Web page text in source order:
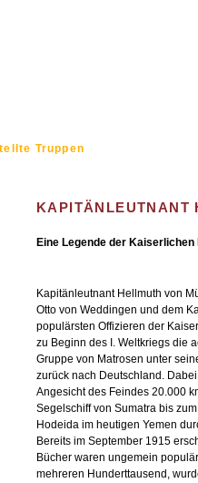
Truppen
KAPITÄNLEUTNANT
Eine Legende der Kaiserlichen
Kapitänleutnant Hellmuth von
Otto von Weddingen und dem
populärsten Offizieren der
zu Beginn des I. Weltkriegs die
Gruppe von Matrosen unter
zurück nach Deutschland.
Angesicht des Feindes 20.000
Segelschiff von Sumatra bis
Hodeida im heutigen Yemen
Bereits im September 1915
Bücher waren ungemein
mehreren Hunderttausend,